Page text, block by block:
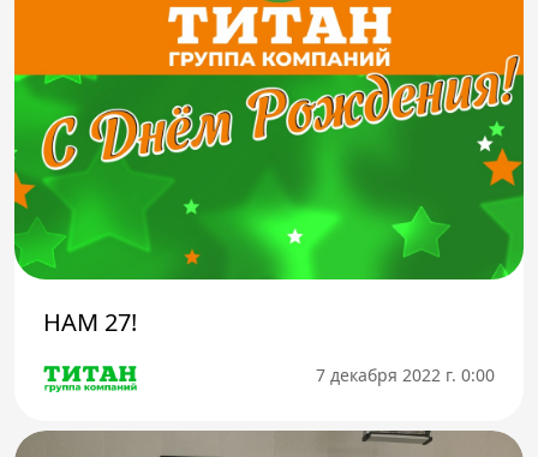
НАМ 27!
7 декабря 2022 г. 0:00